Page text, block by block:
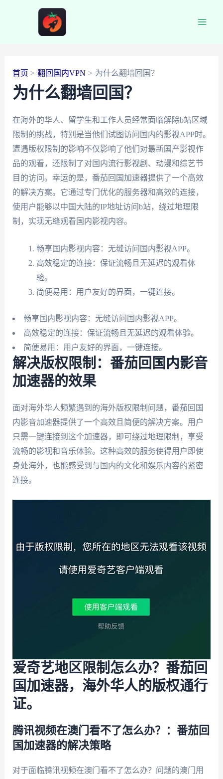
首页 翻回国内VPN 为什么翻墙回国？
为什么翻墙回国？
在海外的华人、留学生和工作人员经常面临解除b站区域
限制的挑战，特别是当他们试图访问国内的影视APP时。
遭遇版权限制的影响不仅影响了他们对最新国产影视作
品的观看，还限制了对国内流行影视剧、动漫和综艺节
目的访问。幸运的是，番茄回国加速器提供了一个高效
的解决方案。它通过专门优化的服务器和高效的连接，
使用户能够以中国大陆的IP地址访问b站，绕过地理限
制，实现无缝观看国内影视内容。
畅享国内影视内容：无缝访问国内影视APP。
高效稳定的连接：保证流畅且无延迟的观看体
验。
简便易用：用户友好的界面，一键连接。
畅享国内影视内容：无缝访问国内影视APP。
高效稳定的连接：保证流畅且无延迟的观看体验。
简便易用：用户友好的界面，一键连接。
解决版权限制：番茄回国内影音
加速器的效果
面对海外华人频繁遇到的海外版权限制问题，番茄回国
内影音加速器提供了一个高效且简便的解决方案。用户
只需一键连接到这个加速器，即可绕过地理限制，享受
流畅的影视和音乐体验。这种高效的服务使得用户即使
身处海外，也能感受到与国内的文化和娱乐内容的紧密
连接。
爱奇艺地区限制怎么办？番茄回
国加速器，海外华人的版权通行
证。
腾讯视频在澳门看不了怎么办？：番茄回
国加速器的解决策略
对于面临腾讯视频在澳门看不了怎么办？问题的澳门用